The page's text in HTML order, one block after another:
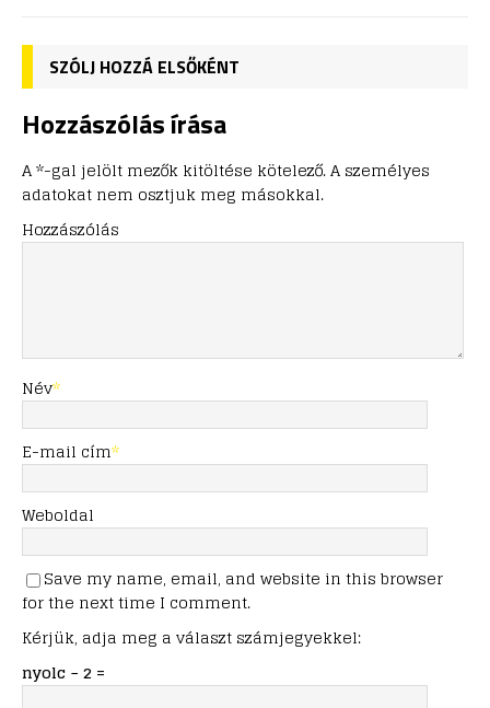
SZÓLJ HOZZÁ ELSŐKÉNT
Hozzászólás írása
A *-gal jelölt mezők kitöltése kötelező. A személyes
adatokat nem osztjuk meg másokkal.
Hozzászólás
Név*
E-mail cím*
Weboldal
Save my name, email, and website in this browser
for the next time I comment.
Kérjük, adja meg a választ számjegyekkel:
nyolc − 2 =